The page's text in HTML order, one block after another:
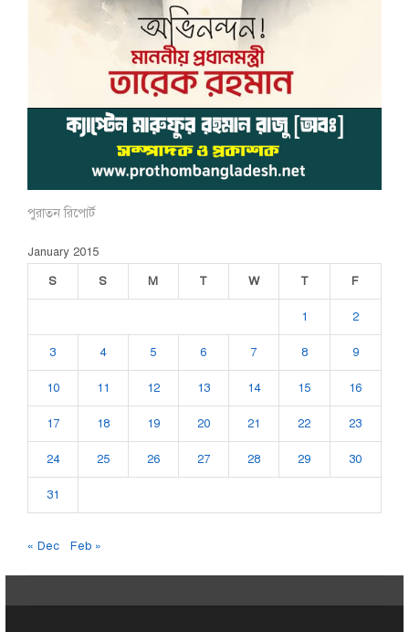
পুরাতন রিপোর্ট
January 2015
S
S M T W T F
1 2
3 4 5 6 7 8 9
10 11 12 13 14 15 16
17 18 19 20 21 22 23
24 25 26 27 28 29 30
31
« Dec Feb »